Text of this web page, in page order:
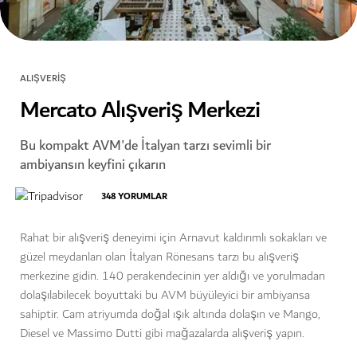
ALIŞVERIŞ
Mercato Alışveriş Merkezi
Bu kompakt AVM'de İtalyan tarzı sevimli bir
ambiyansın keyfini çıkarın
348YORUMLAR
Rahat bir alışveriş deneyimi için Arnavut kaldırımlı sokakları ve
güzel meydanları olan İtalyan Rönesans tarzı bu alışveriş
merkezine gidin. 140 perakendecinin yer aldığı ve yorulmadan
dolaşılabilecek boyuttaki bu AVM büyüleyici bir ambiyansa
sahiptir. Cam atriyumda doğal ışık altında dolaşın ve Mango,
Diesel ve Massimo Dutti gibi mağazalarda alışveriş yapın.